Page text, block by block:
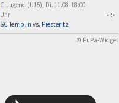
C-Jugend (U15), Di. 11.08. 18:00
Uhr
SC Templin vs. Piesteritz
-:-
© FuPa-Widget